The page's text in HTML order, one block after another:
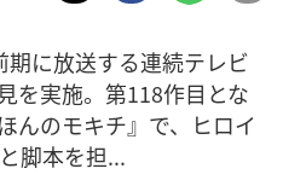
期に放送する連続テレビ
を実施。第118作目とな
んのモキチ』で、ヒロイ
脚本を担...